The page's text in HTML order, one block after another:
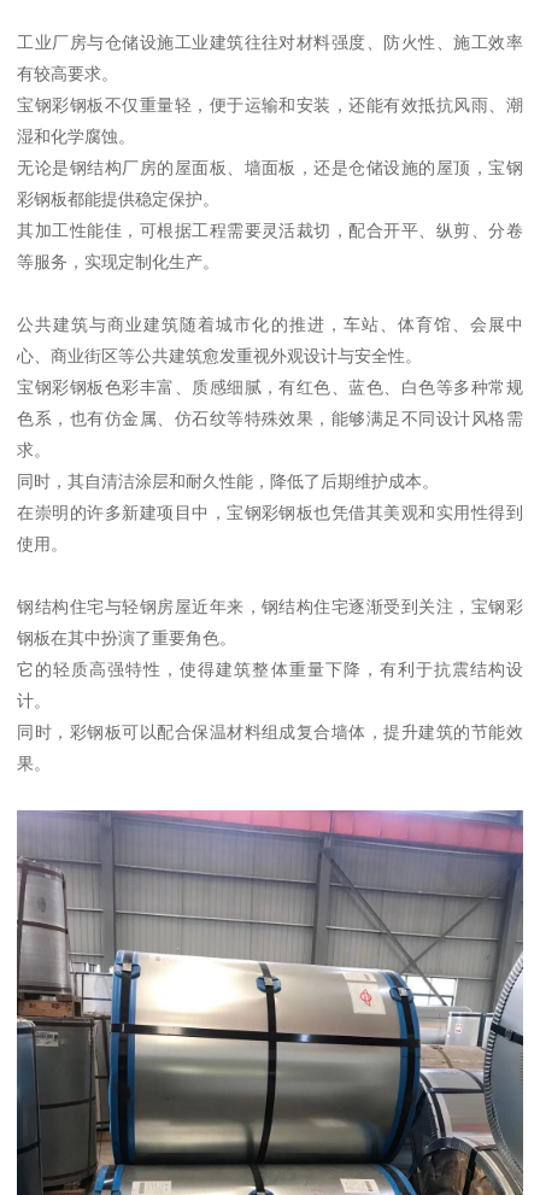
工业厂房与仓储设施工业建筑往往对材料强度、防火性、施工效率
有较高要求。
宝钢彩钢板不仅重量轻，便于运输和安装，还能有效抵抗风雨、潮
湿和化学腐蚀。
无论是钢结构厂房的屋面板、墙面板，还是仓储设施的屋顶，宝钢
彩钢板都能提供稳定保护。
其加工性能佳，可根据工程需要灵活裁切，配合开平、纵剪、分卷
等服务，实现定制化生产。
公共建筑与商业建筑随着城市化的推进，车站、体育馆、会展中
心、商业街区等公共建筑愈发重视外观设计与安全性。
宝钢彩钢板色彩丰富、质感细腻，有红色、蓝色、白色等多种常规
色系，也有仿金属、仿石纹等特殊效果，能够满足不同设计风格需
求。
同时，其自清洁涂层和耐久性能，降低了后期维护成本。
在崇明的许多新建项目中，宝钢彩钢板也凭借其美观和实用性得到
使用。
钢结构住宅与轻钢房屋近年来，钢结构住宅逐渐受到关注，宝钢彩
钢板在其中扮演了重要角色。
它的轻质高强特性，使得建筑整体重量下降，有利于抗震结构设
计。
同时，彩钢板可以配合保温材料组成复合墙体，提升建筑的节能效
果。